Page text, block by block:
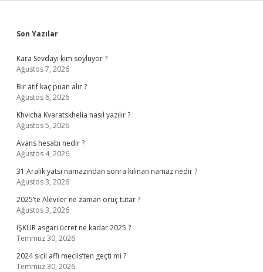
Sidebar
Son Yazılar
Kara Sevdayı kim söylüyor ?
Ağustos 7, 2026
Bir atıf kaç puan alır ?
Ağustos 6, 2026
Khvicha Kvaratskhelia nasıl yazılır ?
Ağustos 5, 2026
Avans hesabı nedir ?
Ağustos 4, 2026
31 Aralık yatsı namazından sonra kılınan namaz nedir ?
Ağustos 3, 2026
2025’te Aleviler ne zaman oruç tutar ?
Ağustos 3, 2026
İŞKUR asgari ücret ne kadar 2025 ?
Temmuz 30, 2026
2024 sicil affı meclis’ten geçti mi ?
Temmuz 30, 2026